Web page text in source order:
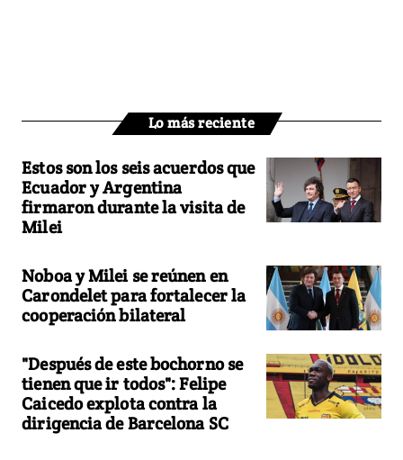
Lo más reciente
Estos son los seis acuerdos que
Ecuador y Argentina
firmaron durante la visita de
Milei
Noboa y Milei se reúnen en
Carondelet para fortalecer la
cooperación bilateral
"Después de este bochorno se
tienen que ir todos": Felipe
Caicedo explota contra la
dirigencia de Barcelona SC